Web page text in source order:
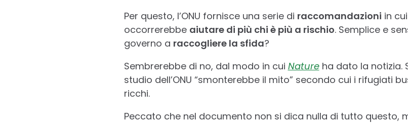
Per questo, l’ONU fornisce una serie di raccomandazioni in
occorrerebbe aiutare di più chi è più a rischio. Semplice e
governo a raccogliere la sfida?
Sembrerebbe di no, dal modo in cui Natureha dato la notizia.
studio dell’ONU “smonterebbe il mito” secondo cui i rifugiati
ricchi.
Peccato che nel documento non si dica nulla di tutto questo,